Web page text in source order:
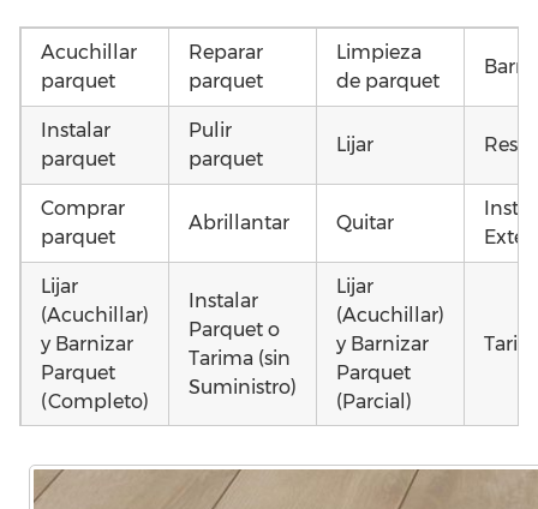
Acuchillar
parquet
Reparar
parquet
Limpieza
de parquet
Instalar
parquet
Pulir
parquet
Lijar
Comprar
parquet
Abrillantar Quitar
Lijar
(Acuchillar)
y Barnizar
Parquet
(Completo)
Instalar
Parquet o
Tarima (sin
Suministro)
Lijar
(Acuchillar)
y Barnizar
Parquet
(Parcial)
Colocar
parquet o
Colocar
parquet o
Poner
parquet o